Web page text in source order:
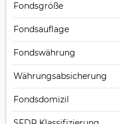
Fonds­größe
Fonds­auflage
Fonds­währung
Währungsabsicherung
Fondsdomizil